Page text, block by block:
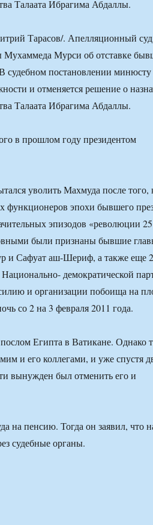
Талаата Ибрагима Абдаллы.
Тарасов/. Апелляционный суд
Мухаммеда Мурси об отставке
судебном постановлении
и отменяется решение о
Талаата Ибрагима Абдаллы.
уволить Махмуда после того,
функционеров эпохи бывшего
эпизодов «революции 25
были признаны бывшие
и Сафуат аш-Шериф, а также еще
демократической
и организации побоища на
со 2 на 3 февраля 2011 года.
Египта в Ватикане. Однако
и его коллегами, и уже спустя
вынужден был отменить его и
на пенсию. Тогда он заявил, что
судебные органы.